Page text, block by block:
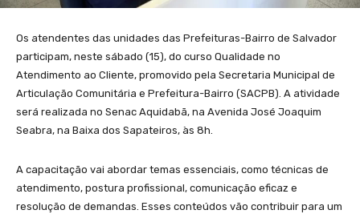
Os atendentes das unidades das Prefeituras-Bairro de Salvador
participam, neste sábado (15), do curso Qualidade no
Atendimento ao Cliente, promovido pela Secretaria Municipal de
Articulação Comunitária e Prefeitura-Bairro (SACPB). A atividade
será realizada no Senac Aquidabã, na Avenida José Joaquim
Seabra, na Baixa dos Sapateiros, às 8h.
A capacitação vai abordar temas essenciais, como técnicas de
atendimento, postura profissional, comunicação eficaz e
resolução de demandas. Esses conteúdos vão contribuir para um